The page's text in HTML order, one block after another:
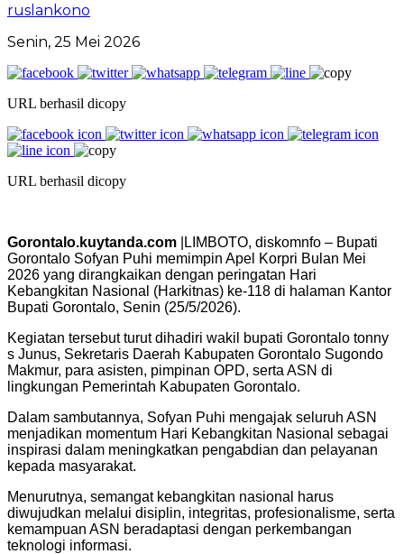
ruslankono
Senin, 25 Mei 2026
URL berhasil dicopy
URL berhasil dicopy
Gorontalo.kuytanda.com |LIMBOTO, diskomnfo – Bupati
Gorontalo Sofyan Puhi memimpin Apel Korpri Bulan Mei
2026 yang dirangkaikan dengan peringatan Hari
Kebangkitan Nasional (Harkitnas) ke-118 di halaman Kantor
Bupati Gorontalo, Senin (25/5/2026).
Kegiatan tersebut turut dihadiri wakil bupati Gorontalo tonny
s Junus, Sekretaris Daerah Kabupaten Gorontalo Sugondo
Makmur, para asisten, pimpinan OPD, serta ASN di
lingkungan Pemerintah Kabupaten Gorontalo.
Dalam sambutannya, Sofyan Puhi mengajak seluruh ASN
menjadikan momentum Hari Kebangkitan Nasional sebagai
inspirasi dalam meningkatkan pengabdian dan pelayanan
kepada masyarakat.
Menurutnya, semangat kebangkitan nasional harus
diwujudkan melalui disiplin, integritas, profesionalisme, serta
kemampuan ASN beradaptasi dengan perkembangan
teknologi informasi.